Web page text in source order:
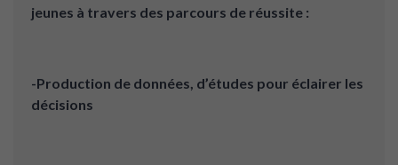
jeunes à travers des parcours de réussite :
-Production de données, d’études pour éclairer les
décisions